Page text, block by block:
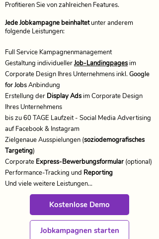
Profitieren Sie von zahlreichen Features.
Jede Jobkampagne beinhaltetunter anderem
folgende Leistungen:
Full Service Kampagnenmanagement
​​Gestaltung individuellerJob-Landingpages im
Corporate Design Ihres Unternehmens inkl. Google
for JobsAnbindung
Erstellung der Display Ads im Corporate Design
Ihres Unternehmens
​bis zu 60 TAGE Laufzeit - Social Media Advertising
auf Facebook & Instagram
Zielgenaue Ausspielungen (soziodemografisches
Targeting)
Corporate Express-Bewerbungsformular (optional)
​Performance-Tracking und Reporting
Und viele weitere Leistungen...
Kostenlose Demo
Jobkampagnen starten